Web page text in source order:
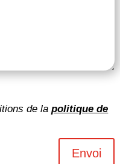
de lapolitique de
Envoi